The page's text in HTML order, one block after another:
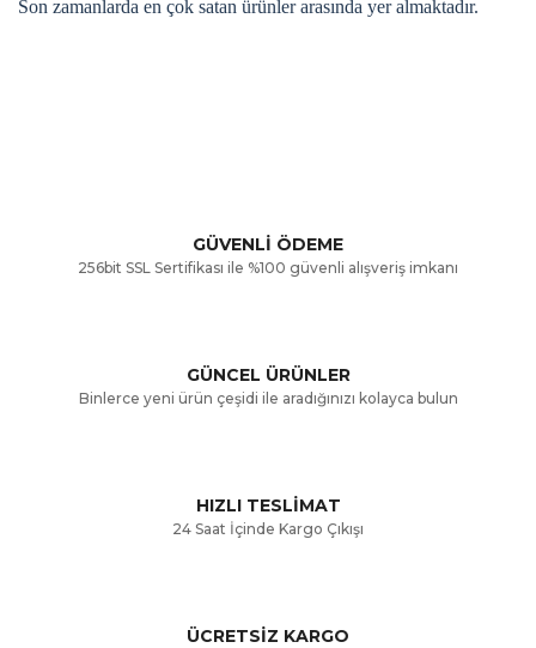
Son zamanlarda en çok satan ürünler arasında yer almaktadır.
Ürün resmi kalitesiz, bozuk veya görüntülenemiyor.
Ürün bilgilerinde hatalar bulunuyor.
Gönder
GÜVENLİ ÖDEME
256bit SSL Sertifikası ile %100 güvenli alışveriş imkanı
GÜNCEL ÜRÜNLER
Binlerce yeni ürün çeşidi ile aradığınızı kolayca bulun
HIZLI TESLİMAT
24 Saat İçinde Kargo Çıkışı
ÜCRETSİZ KARGO